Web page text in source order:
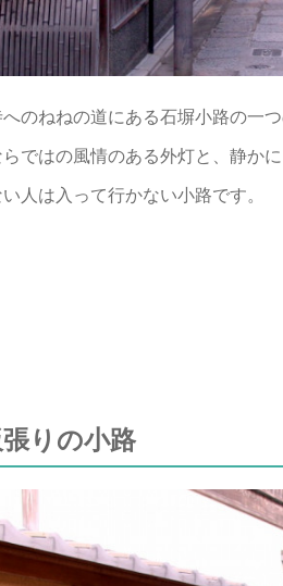
のねねの道にある石塀小路の一つ
ではの風情のある外灯と、静か
人は入って行かない小路です。
りの小路